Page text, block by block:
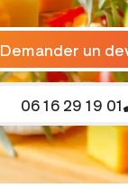
Demander un
06 16 29 19 01